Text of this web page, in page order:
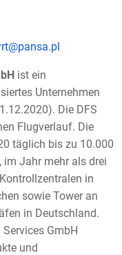
ist ein
Unternehmen
Die DFS
Flugverlauf. Die
täglich bis zu 10.000
im Jahr mehr als drei
in
sowie Tower an
in Deutschland.
GmbH
und